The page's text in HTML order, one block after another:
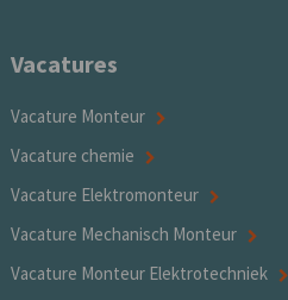
Vacatures
Vacature Monteur
Vacature chemie
Vacature Elektromonteur
Vacature Mechanisch Monteur
Vacature Monteur Elektrotechniek